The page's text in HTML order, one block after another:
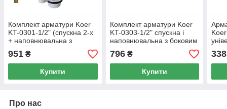
Комплект арматури Koer
KT-0301-1/2" (спускна 2-х
+ наповнювальна з
універс. підключенням)
951 ₴
Купити
Комплект арматури Koer
KT-0303-1/2" спускна і
наповнювальна з боковим
підключенням, 1/2"
796₴
Купити
1/2"
338
Про нас